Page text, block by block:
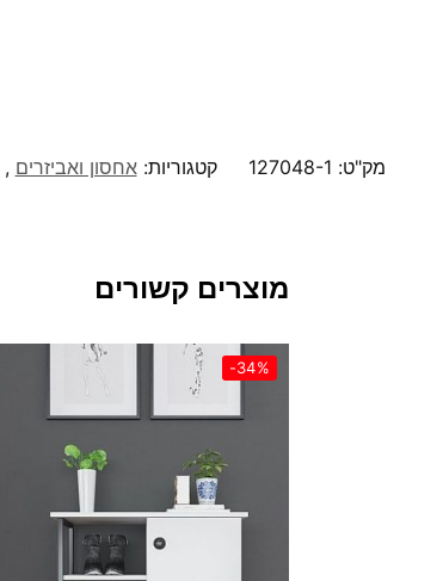
מק"ט: 127048-1 קטגוריות:אחסון ואביזרים ,
מוצרים קשורים
-34%